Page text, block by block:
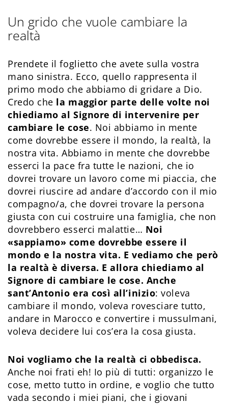
Un grido che vuole cambiare la
realtà
Prendete il foglietto che avete sulla vostra
mano sinistra. Ecco, quello rappresenta il
primo modo che abbiamo di gridare a Dio.
Credo che la maggior parte delle volte noi
chiediamo al Signore di intervenire per
cambiare le cose. Noi abbiamo in mente
come dovrebbe essere il mondo, la realtà, la
nostra vita. Abbiamo in mente che dovrebbe
esserci la pace fra tutte le nazioni, che io
dovrei trovare un lavoro come mi piaccia, che
dovrei riuscire ad andare d’accordo con il mio
compagno/a, che dovrei trovare la persona
giusta con cui costruire una famiglia, che non
dovrebbero esserci malattie… Noi
«sappiamo» come dovrebbe essere il
mondo e la nostra vita. E vediamo che però
la realtà è diversa. E allora chiediamo al
Signore di cambiare le cose. Anche
sant’Antonio era così all’inizio: voleva
cambiare il mondo, voleva rovesciare tutto,
andare in Marocco e convertire i mussulmani,
voleva decidere lui cos’era la cosa giusta.
Noi vogliamo che la realtà ci obbedisca.
Anche noi frati eh! Io più di tutti: organizzo le
cose, metto tutto in ordine, e voglio che tutto
vada secondo i miei piani, che i giovani